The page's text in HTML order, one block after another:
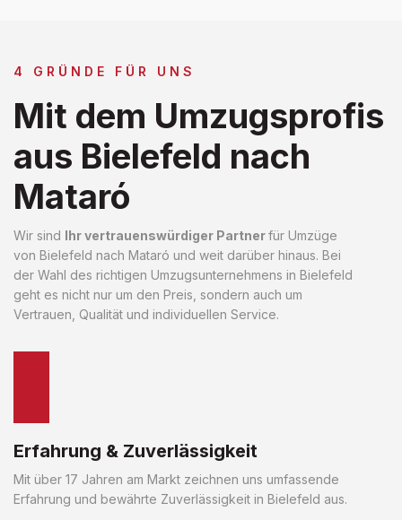
4 GRÜNDE FÜR UNS
Mit dem Umzugsprofis
aus Bielefeld nach
Mataró
Wir sind Ihr vertrauenswürdiger Partnerfür Umzüge
von Bielefeld nach Mataró und weit darüber hinaus. Bei
der Wahl des richtigen Umzugsunternehmens in Bielefeld
geht es nicht nur um den Preis, sondern auch um
Vertrauen, Qualität und individuellen Service.
Erfahrung & Zuverlässigkeit
Mit über 17 Jahren am Markt zeichnen uns umfassende
Erfahrung und bewährte Zuverlässigkeit in Bielefeld aus.